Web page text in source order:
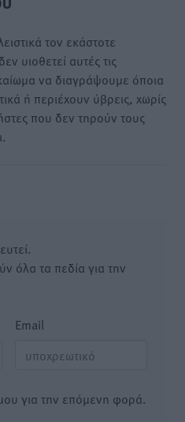
τον εκάστοτε
υιοθετεί αυτές τις
να διαγράψουμε όποια
ή περιέχουν ύβρεις, χωρίς
που δεν τηρούν τους
όλα τα πεδία για την
Email
για την επόμενη φορά.